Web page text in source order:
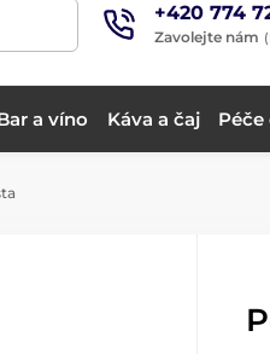
+420 774
Zavolejte nám
a víno Káva a čaj Péče